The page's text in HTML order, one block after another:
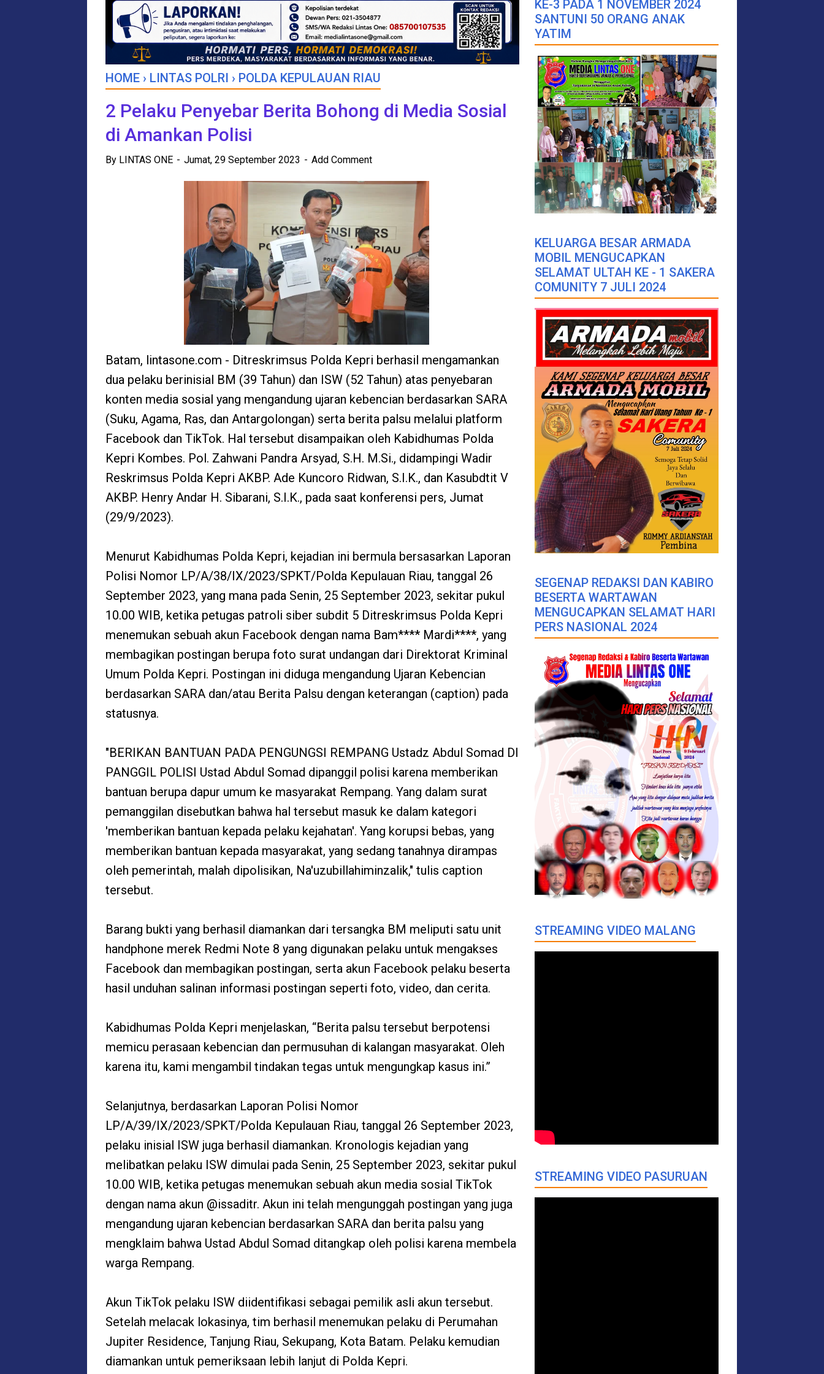
HOME › LINTAS POLRI › POLDA KEPULAUAN RIAU
2 Pelaku Penyebar Berita Bohong di Media Sosial
di Amankan Polisi
By LINTAS ONE Jumat, 29 September 2023 Add Comment
Batam, lintasone.com - Ditreskrimsus Polda Kepri berhasil mengamankan
dua pelaku berinisial BM (39 Tahun) dan ISW (52 Tahun) atas penyebaran
konten media sosial yang mengandung ujaran kebencian berdasarkan SARA
(Suku, Agama, Ras, dan Antargolongan) serta berita palsu melalui platform
Facebook dan TikTok. Hal tersebut disampaikan oleh Kabidhumas Polda
Kepri Kombes. Pol. Zahwani Pandra Arsyad, S.H. M.Si., didampingi Wadir
Reskrimsus Polda Kepri AKBP. Ade Kuncoro Ridwan, S.I.K., dan Kasubdtit V
AKBP. Henry Andar H. Sibarani, S.I.K., pada saat konferensi pers, Jumat
(29/9/2023).
Menurut Kabidhumas Polda Kepri, kejadian ini bermula bersasarkan Laporan
Polisi Nomor LP/A/38/IX/2023/SPKT/Polda Kepulauan Riau, tanggal 26
September 2023, yang mana pada Senin, 25 September 2023, sekitar pukul
10.00 WIB, ketika petugas patroli siber subdit 5 Ditreskrimsus Polda Kepri
menemukan sebuah akun Facebook dengan nama Bam**** Mardi****, yang
membagikan postingan berupa foto surat undangan dari Direktorat Kriminal
Umum Polda Kepri. Postingan ini diduga mengandung Ujaran Kebencian
berdasarkan SARA dan/atau Berita Palsu dengan keterangan (caption) pada
statusnya.
"BERIKAN BANTUAN PADA PENGUNGSI REMPANG Ustadz Abdul Somad DI
PANGGIL POLISI Ustad Abdul Somad dipanggil polisi karena memberikan
bantuan berupa dapur umum ke masyarakat Rempang. Yang dalam surat
pemanggilan disebutkan bahwa hal tersebut masuk ke dalam kategori
'memberikan bantuan kepada pelaku kejahatan'. Yang korupsi bebas, yang
memberikan bantuan kepada masyarakat, yang sedang tanahnya dirampas
oleh pemerintah, malah dipolisikan, Na'uzubillahiminzalik," tulis caption
tersebut.
Barang bukti yang berhasil diamankan dari tersangka BM meliputi satu unit
handphone merek Redmi Note 8 yang digunakan pelaku untuk mengakses
Facebook dan membagikan postingan, serta akun Facebook pelaku beserta
hasil unduhan salinan informasi postingan seperti foto, video, dan cerita.
Kabidhumas Polda Kepri menjelaskan, “Berita palsu tersebut berpotensi
memicu perasaan kebencian dan permusuhan di kalangan masyarakat. Oleh
karena itu, kami mengambil tindakan tegas untuk mengungkap kasus ini.”
Selanjutnya, berdasarkan Laporan Polisi Nomor
LP/A/39/IX/2023/SPKT/Polda Kepulauan Riau, tanggal 26 September 2023,
pelaku inisial ISW juga berhasil diamankan. Kronologis kejadian yang
melibatkan pelaku ISW dimulai pada Senin, 25 September 2023, sekitar pukul
10.00 WIB, ketika petugas menemukan sebuah akun media sosial TikTok
dengan nama akun @issaditr. Akun ini telah mengunggah postingan yang juga
mengandung ujaran kebencian berdasarkan SARA dan berita palsu yang
mengklaim bahwa Ustad Abdul Somad ditangkap oleh polisi karena membela
warga Rempang.
Akun TikTok pelaku ISW diidentifikasi sebagai pemilik asli akun tersebut.
Setelah melacak lokasinya, tim berhasil menemukan pelaku di Perumahan
Jupiter Residence, Tanjung Riau, Sekupang, Kota Batam. Pelaku kemudian
diamankan untuk pemeriksaan lebih lanjut di Polda Kepri.
KE-3 PADA 1 NOVEMBER 2024
SANTUNI 50 ORANG ANAK
YATIM
KELUARGA BESAR ARMADA
MOBIL MENGUCAPKAN
SELAMAT ULTAH KE - 1 SAKERA
COMUNITY 7 JULI 2024
SEGENAP REDAKSI DAN KABIRO
BESERTA WARTAWAN
MENGUCAPKAN SELAMAT HARI
PERS NASIONAL 2024
STREAMING VIDEO MALANG
STREAMING VIDEO PASURUAN